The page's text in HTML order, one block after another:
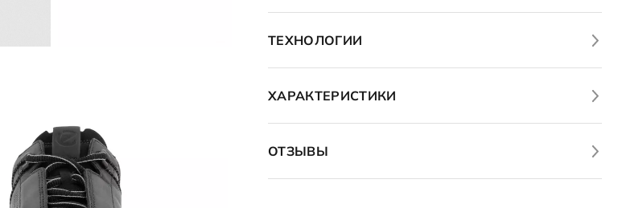
ТЕХНОЛОГИИ
ХАРАКТЕРИСТИКИ
ОТЗЫВЫ